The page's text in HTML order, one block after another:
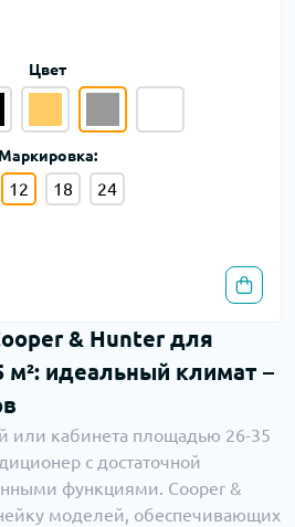
Цвет
Маркировка:
12 18 24
& Hunter для
идеальный климат –
или кабинета площадью 26-35
с достаточной
функциями. Cooper &
моделей, обеспечивающих